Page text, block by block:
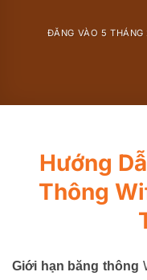
ĐĂNG VÀO 5
Hướng
Thông
Giới hạn băng thông